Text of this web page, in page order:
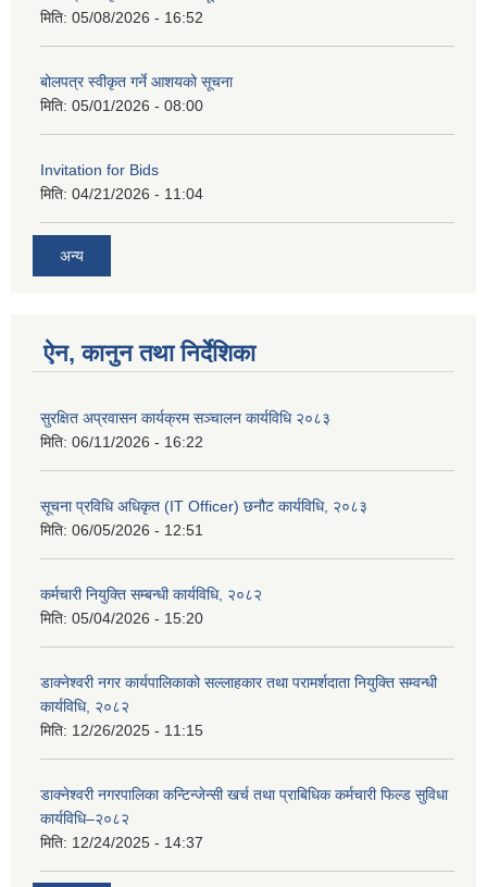
मिति: 05/08/2026 - 16:52
बोलपत्र स्वीकृत गर्ने आशयको सूचना
मिति: 05/01/2026 - 08:00
Invitation for Bids
मिति: 04/21/2026 - 11:04
अन्य
ऐन, कानुन तथा निर्देशिका
सुरक्षित अप्रवासन कार्यक्रम सञ्चालन कार्यविधि २०८३
मिति: 06/11/2026 - 16:22
सूचना प्रविधि अधिकृत (IT Officer) छनौट कार्यविधि, २०८३
मिति: 06/05/2026 - 12:51
कर्मचारी नियुक्ति सम्बन्धी कार्यविधि, २०८२
मिति: 05/04/2026 - 15:20
डाक्नेश्वरी नगर कार्यपालिकाको सल्लाहकार तथा परामर्शदाता नियुक्ति सम्वन्धी
कार्यविधि, २०८२
मिति: 12/26/2025 - 11:15
डाक्नेश्वरी नगरपालिका कन्टिन्जेन्सी खर्च तथा प्राबिधिक कर्मचारी फिल्ड सुविधा
कार्यविधि–२०८२
मिति: 12/24/2025 - 14:37